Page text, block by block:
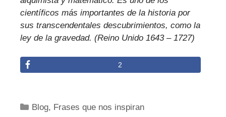
científicos más importantes de la historia por
sus transcendentales descubrimientos, como la
ley de la gravedad. (Reino Unido 1643 – 1727)
2
Categorías
Blog, Frases que nos inspiran